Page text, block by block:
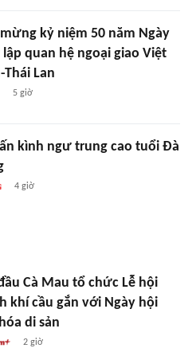
kỷ niệm 50 năm Ngày
quan hệ ngoại giao Việt
Thái Lan
5 giờ
ấn kình ngư trung cao tuổi Đà
4 giờ
Cà Mau tổ chức Lễ hội
khí cầu gắn với Ngày hội
di sản
2 giờ